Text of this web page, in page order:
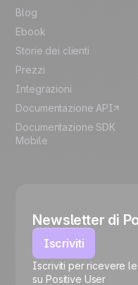
Blog
Ebook
Storie dei clienti
Prezzi
Integrazioni
Documentazione API
Documentazione SDK
Mobile
Newsletter di
Iscriviti
Iscriviti per ricevere
su Positive User